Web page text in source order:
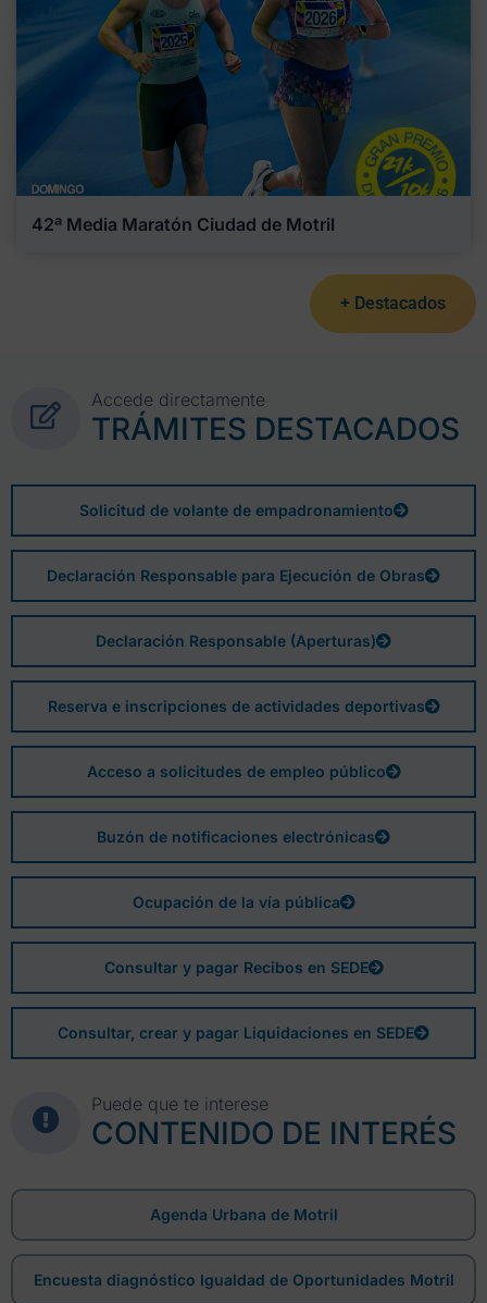
42ª Media Maratón Ciudad de Motril
+ Destacados
Accede directamente
TRÁMITES DESTACADOS
Solicitud de volante de empadronamiento
Declaración Responsable para Ejecución de Obras
Declaración Responsable (Aperturas)
Reserva e inscripciones de actividades deportivas
Acceso a solicitudes de empleo público
Buzón de notificaciones electrónicas
Ocupación de la vía pública
Consultar y pagar Recibos en SEDE
Consultar, crear y pagar Liquidaciones en SEDE
Puede que te interese
CONTENIDO DE INTERÉS
Agenda Urbana de Motril
Encuesta diagnóstico Igualdad de Oportunidades Motril